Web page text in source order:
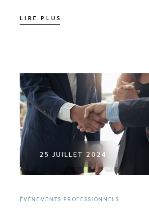
LIRE PLUS
25 JUILLET 2024
ÉVÉNEMENTS PROFESSIONNELS